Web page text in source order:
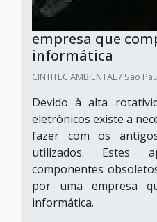
empresa que
informática
CINTITEC AMBIENTAL / São
Devido à alta
eletrônicos existe a
fazer com os
utilizados. Estes
componentes
por uma empresa
informática.